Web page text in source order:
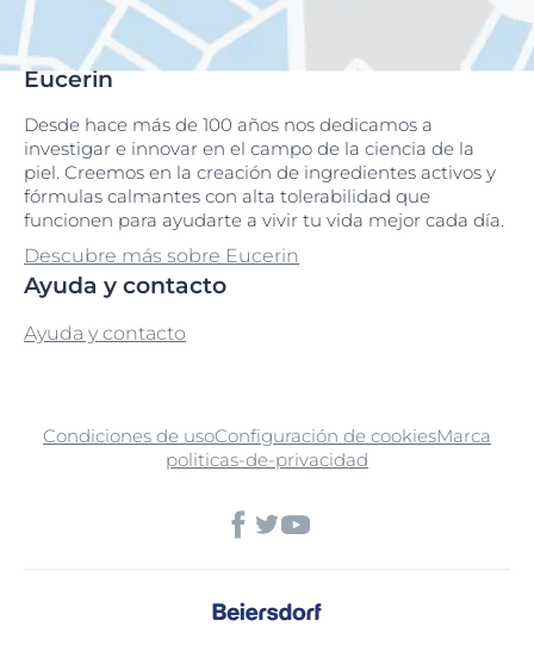
Eucerin
Desde hace más de 100 años nos dedicamos a
investigar e innovar en el campo de la ciencia de la
piel. Creemos en la creación de ingredientes activos y
fórmulas calmantes con alta tolerabilidad que
funcionen para ayudarte a vivir tu vida mejor cada día.
Descubre más sobre Eucerin
Ayuda y contacto
Ayuda y contacto
Condiciones de usoConfiguración de cookiesMarca
politicas-de-privacidad